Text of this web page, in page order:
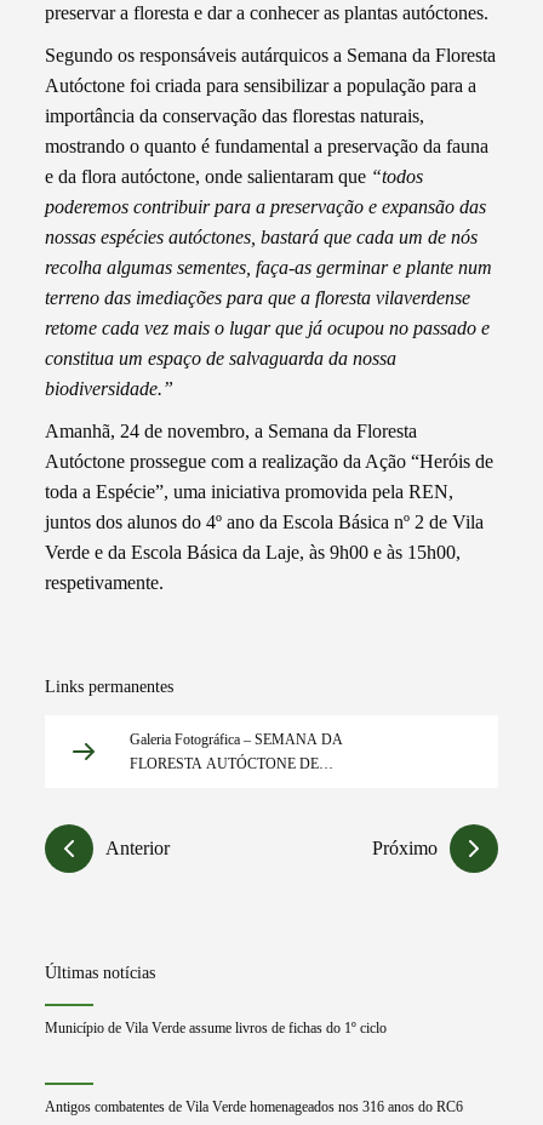
preservar a floresta e dar a conhecer as plantas autóctones.
Segundo os responsáveis autárquicos a Semana da Floresta
Autóctone foi criada para sensibilizar a população para a
importância da conservação das florestas naturais,
mostrando o quanto é fundamental a preservação da fauna
e da flora autóctone, onde salientaram que “todos
poderemos contribuir para a preservação e expansão das
nossas espécies autóctones, bastará que cada um de nós
recolha algumas sementes, faça-as germinar e plante num
terreno das imediações para que a floresta vilaverdense
retome cada vez mais o lugar que já ocupou no passado e
constitua um espaço de salvaguarda da nossa
biodiversidade.”
Amanhã, 24 de novembro, a Semana da Floresta
Autóctone prossegue com a realização da Ação “Heróis de
toda a Espécie”, uma iniciativa promovida pela REN,
juntos dos alunos do 4º ano da Escola Básica nº 2 de Vila
Verde e da Escola Básica da Laje, às 9h00 e às 15h00,
respetivamente.
Links permanentes
Galeria Fotográfica – SEMANA DA
FLORESTA AUTÓCTONE DE
Anterior Próximo
Últimas notícias
Município de Vila Verde assume livros de fichas do 1º ciclo
Antigos combatentes de Vila Verde homenageados nos 316 anos do RC6